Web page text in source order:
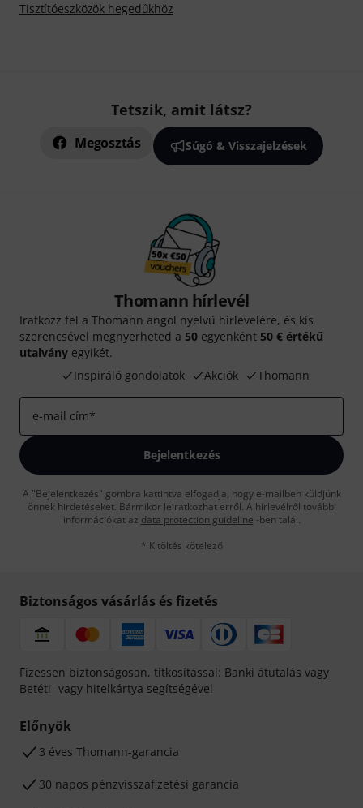
Tisztítóeszközök hegedűkhöz
Tetszik, amit látsz?
Megosztás Súgó & Visszajelzések
Thomann hírlevél
Iratkozz fel a Thomann angol nyelvű hírlevelére, és kis
szerencsével megnyerheted a 50 egyenként 50 € értékű
utalvány egyikét.
Inspiráló gondolatok
Akciók Thomann
e-mail cím*
Bejelentkezés
A "Bejelentkezés" gombra kattintva elfogadja, hogy e-mailben küldjünk
önnek hirdetéseket. Bármikor leiratkozhat erről. A hírlevélről további
információkat az data protection guideline -ben talál.
* Kitöltés kötelező
Biztonságos vásárlás és fizetés
Fizessen biztonságosan, titkosítással: Banki átutalás vagy
Betéti- vagy hitelkártya segítségével
Előnyök
3 éves Thomann-garancia
30 napos pénzvisszafizetési garancia